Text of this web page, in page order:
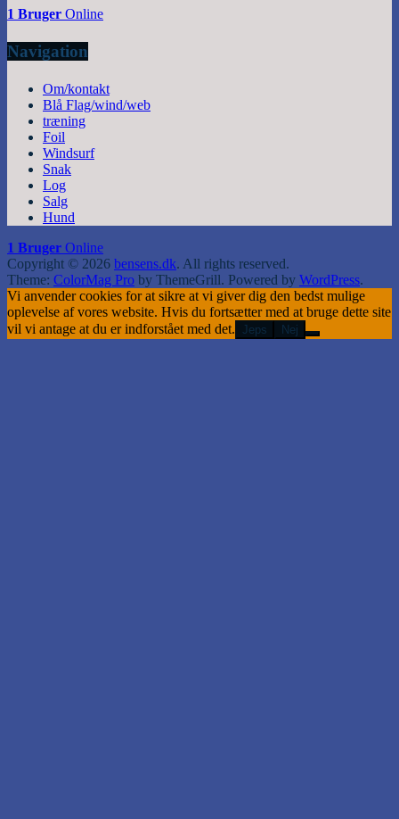
1 Bruger Online
Navigation
Om/kontakt
Blå Flag/wind/web
træning
Foil
Windsurf
Snak
Log
Salg
Hund
1 Bruger Online
Copyright © 2026 bensens.dk. All rights reserved.
Theme: ColorMag Pro by ThemeGrill. Powered by WordPress.
Vi anvender cookies for at sikre at vi giver dig den bedst mulige
oplevelse af vores website. Hvis du fortsætter med at bruge dette site
vil vi antage at du er indforstået med det. Jeps Nej